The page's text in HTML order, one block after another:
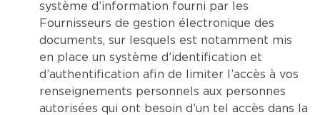
système d’information fourni par les
Fournisseurs de gestion électronique des
documents, sur lesquels est notamment mis
en place un système d’identification et
d’authentification afin de limiter l’accès à vos
renseignements personnels aux personnes
autorisées qui ont besoin d’un tel accès dans la